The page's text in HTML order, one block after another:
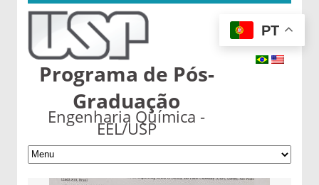
Programa de Pós-
Graduação
Engenharia Química -
EEL/USP
PT